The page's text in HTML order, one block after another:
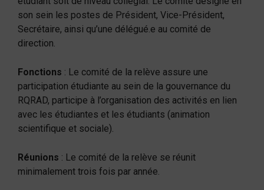
son sein les postes de Président, Vice-Président,
Secrétaire, ainsi qu’une délégué.e au comité de
direction.
Fonctions : Le comité de la relève assure une
participation étudiante au sein de la gouvernance du
RQRAD, participe à l’organisation des activités en lien
avec les étudiantes et les étudiants (animation
scientifique et sociale).
Réunions : Le comité de la relève se réunit
minimalement trois fois par année.